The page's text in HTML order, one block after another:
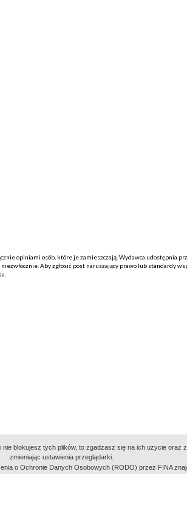
opiniami osób, które je zamieszczają. Wydawca udostępnia
Aby zgłosić post naruszający prawo lub standardy
blokujesz tych plików, to zgadzasz się na ich użycie oraz
zmieniając ustawienia przeglądarki.
o Ochronie Danych Osobowych (RODO) przez FINA